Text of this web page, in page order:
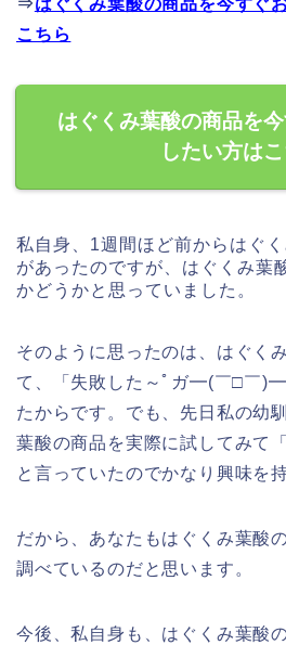
⇒はぐくみ葉酸の商品を今すぐ
こちら
はぐくみ葉酸の商品を
したい方は
私自身、1週間ほど前からはぐ
があったのですが、はぐくみ葉
かどうかと思っていました。
そのように思ったのは、はぐく
て、「失敗した～ﾟガ━(￣□￣)━
たからです。でも、先日私の幼
葉酸の商品を実際に試してみて
と言っていたのでかなり興味を
だから、あなたもはぐくみ葉酸
調べているのだと思います。
今後、私自身も、はぐくみ葉酸